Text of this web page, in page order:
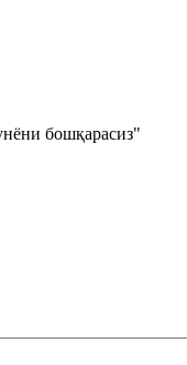
бошқарасиз"